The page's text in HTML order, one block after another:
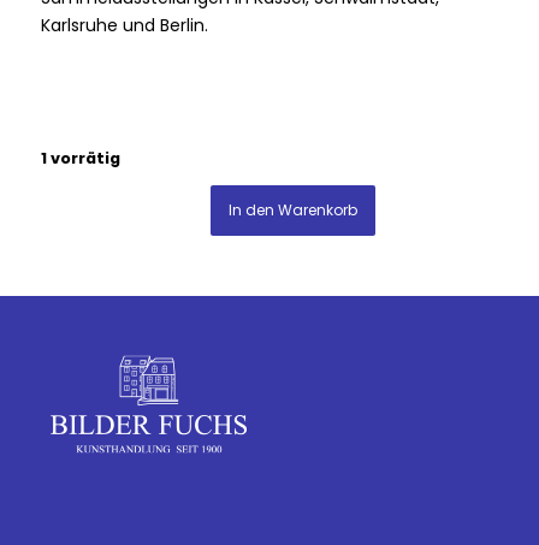
Karlsruhe und Berlin.
1 vorrätig
In den Warenkorb